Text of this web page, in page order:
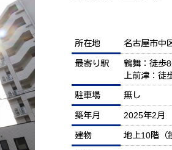
所在地 名古屋市中
最寄り駅
鶴舞：徒歩
上前津：徒
駐車場
無し
築年月 2025年2月
建物 地上10階（